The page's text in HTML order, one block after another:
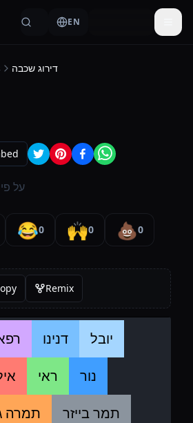
EN
דירוג שכבה
על
😂0 🙌0 💩0
Remix
דנינו
יובל
ראי
נור
תמרה
תמר בייזר